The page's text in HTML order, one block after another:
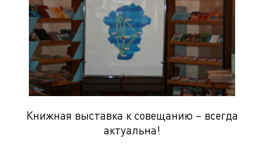
Книжная выставка к совещанию – всегда
актуальна!